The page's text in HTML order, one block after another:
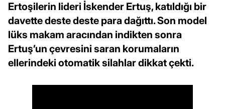
Ertoşilerin lideri İskender Ertuş, katıldığı bir
davette deste deste para dağıttı. Son model
lüks makam aracından indikten sonra
Ertuş’un çevresini saran korumaların
ellerindeki otomatik silahlar dikkat çekti.